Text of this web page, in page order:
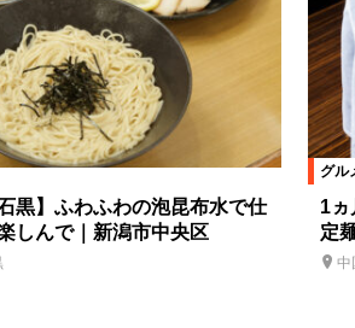
黒】ふわふわの泡昆布水で仕
しんで｜新潟市中央区
グル
1ヵ
定
中